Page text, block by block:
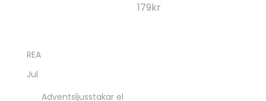
179kr
REA
Jul
Adventsljusstakar el